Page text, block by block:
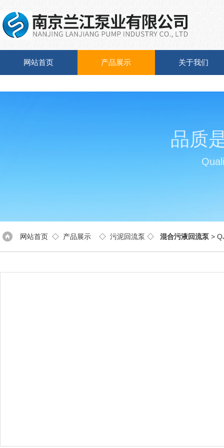
网站首页 产品展示 关于我们
品质
网站首页 ◇ 产品展示 ◇ 污泥回流泵 ◇ 混合污液回流泵 >